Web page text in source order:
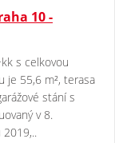
10 -
s celkovou
je 55,6 m², terasa
stání s
v 8.
2019,..